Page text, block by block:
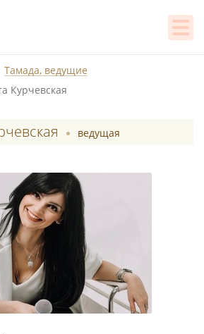
Тамада, ведущие
Курчевская
ведущая